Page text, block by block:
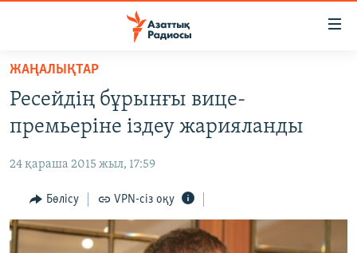
Skip
main
content
Skip
to
Navigation
Skip
to
AZATTYQTV
ҚАҢТАР ОҚИҒАСЫ
АДАМ ҚҰҚЫҚТАРЫ
ӘЛЕУМЕТ
ЖАҢАЛЫҚТАР
Ресейдің бұрынғы вице-
премьеріне іздеу жарияланды
24 қараша 2015 жыл, 17:59
Бөлісу VPN-сіз оқу